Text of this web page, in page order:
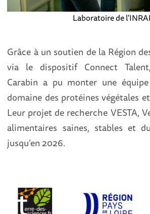
Laboratoire de
Grâce à un soutien de la Région
via le dispositif Connect
Carabin a pu monter une
domaine des protéines végétales
Leur projet de recherche VESTA,
alimentaires saines, stables et
jusqu’en 2026.